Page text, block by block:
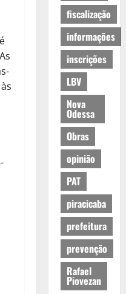
fiscalização
informações
inscrições
LBV
Nova
Odessa
Obras
opinião
PAT
piracicaba
prefeitura
prevenção
Rafael
Piovezan